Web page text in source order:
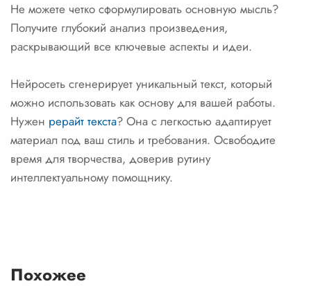
Не можете четко сформулировать основную мысль?
Получите глубокий анализ произведения,
раскрывающий все ключевые аспекты и идеи.
Нейросеть сгенерирует уникальный текст, который
можно использовать как основу для вашей работы.
Нужен рерайт текста? Она с легкостью адаптирует
материал под ваш стиль и требования. Освободите
время для творчества, доверив рутину
интеллектуальному помощнику.
Похожее